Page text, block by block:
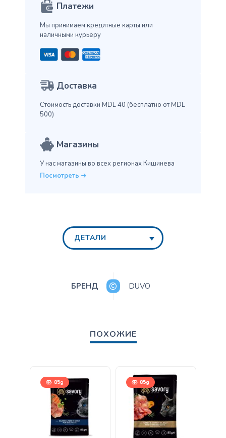
Платежи
Мы принимаем кредитные карты или
наличными курьеру
Доставка
Стоимость доставки MDL 40 (бесплатно от MDL
500)
Магазины
У нас магазины во всех регионах Кишинева
Посмотреть
ДЕТАЛИ
БРЕНД DUVO
ПОХОЖИЕ
85g 85g